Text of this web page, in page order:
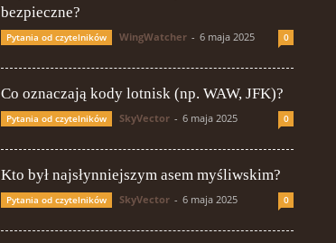
bezpieczne?
Pytania od czytelników WingWatcher - 6 maja 2025 0
Co oznaczają kody lotnisk (np. WAW, JFK)?
Pytania od czytelników SkyVector - 6 maja 2025 0
Kto był najsłynniejszym asem myśliwskim?
Pytania od czytelników SkyVector - 6 maja 2025 0